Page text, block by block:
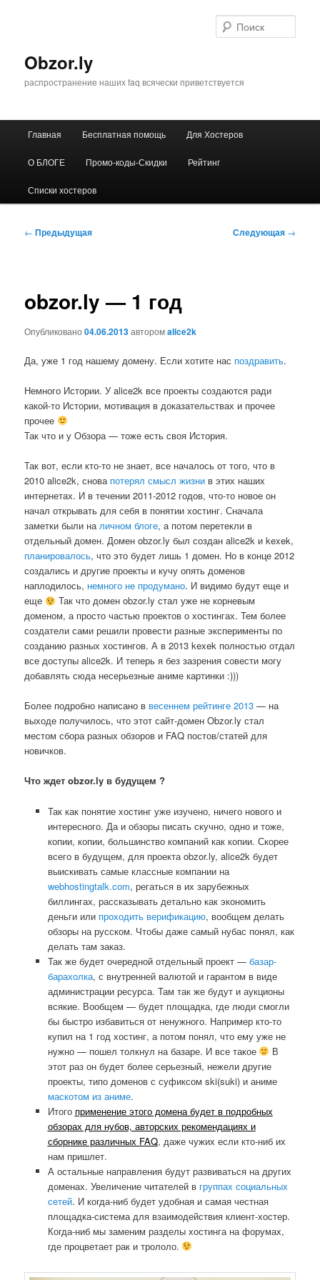
Obzor.ly
распространение наших faq всячески приветствуется
Главная Бесплатная помощь Для Хостеров
О БЛОГЕ Промо-коды-Скидки Рейтинг
Списки хостеров
Навигация
← Предыдущая Следующая →
obzor.ly — 1 год
Опубликовано04.06.2013авторомalice2k
Да, уже 1 год нашему домену. Если хотите нас поздравить.
Немного Истории. У alice2k все проекты создаются ради
какой-то Истории, мотивация в доказательствах и прочее
прочее
Так что и у Обзора — тоже есть своя История.
Так вот, если кто-то не знает, все началось от того, что в
2010 alice2k, снова потерял смысл жизни в этих наших
интернетах. И в течении 2011-2012 годов, что-то новое он
начал открывать для себя в понятии хостинг. Сначала
заметки были наличном блоге, а потом перетекли в
отдельный домен. Домен obzor.ly был создан alice2k и kexek,
планировалось, что это будет лишь 1 домен. Но в конце 2012
создались и другие проекты и кучу опять доменов
наплодилось, немного не продумано. И видимо будут еще и
еще
Так что домен obzor.ly стал уже не корневым
доменом, а просто частью проектов о хостингах. Тем более
создатели сами решили провести разные эксперименты по
созданию разных хостингов. А в 2013 kexek полностью отдал
все доступы alice2k. И теперь я без зазрения совести могу
добавлять сюда несерьезные аниме картинки :)))
Более подробно написано в весеннем рейтинге 2013 — на
выходе получилось, что этот сайт-домен Obzor.ly стал
местом сбора разных обзоров и FAQ постов/статей для
новичков.
Что ждет obzor.ly в будущем ?
Так как понятие хостинг уже изучено, ничего нового и
интересного. Да и обзоры писать скучно, одно и тоже,
копии, копии, большинство компаний как копии. Скорее
всего в будущем, для проекта obzor.ly, alice2k будет
выискивать самые классные компании на
webhostingtalk.com, регаться в их зарубежных
биллингах, рассказывать детально как экономить
деньги или проходить верификацию, вообщем делать
обзоры на русском. Чтобы даже самый нубас понял, как
делать там заказ.
Так же будет очередной отдельный проект — базар-
барахолка, с внутренней валютой и гарантом в виде
администрации ресурса. Там так же будут и аукционы
всякие. Вообщем — будет площадка, где люди смогли
бы быстро избавиться от ненужного. Например кто-то
купил на 1 год хостинг, а потом понял, что ему уже не
нужно — пошел толкнул на базаре. И все такое
В
этот раз он будет более серьезный, нежели другие
проекты, типо доменов с суфиксом ski(suki) и аниме
маскотом из аниме.
Итого применение этого домена будет в подробных
обзорах для нубов, авторских рекомендациях и
сборнике различных FAQ, даже чужих если кто-ниб их
нам пришлет.
А остальные направления будут развиваться на других
доменах. Увеличение читателей в группах социальных
сетей. И когда-ниб будет удобная и самая честная
площадка-система для взаимодействия клиент-хостер.
Когда-ниб мы заменим разделы хостинга на форумах,
где процветает рак и трололо.